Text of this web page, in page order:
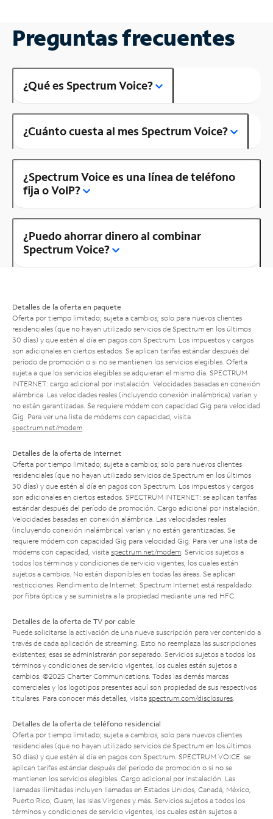
Preguntas frecuentes
¿Qué es Spectrum Voice?
¿Cuánto cuesta al mes Spectrum Voice?
¿Spectrum Voice es una línea de teléfono
fija o VoIP?
¿Puedo ahorrar dinero al combinar
Spectrum Voice?
Detalles de la oferta en paquete
Oferta por tiempo limitado; sujeta a cambios; solo para nuevos clientes
residenciales (que no hayan utilizado servicios de Spectrum en los últimos
30 días) y que estén al día en pagos con Spectrum. Los impuestos y cargos
son adicionales en ciertos estados. Se aplican tarifas estándar después del
período de promoción o si no se mantienen los servicios elegibles. Oferta
sujeta a que los servicios elegibles se adquieran el mismo día. SPECTRUM
INTERNET: cargo adicional por instalación. Velocidades basadas en conexión
alámbrica. Las velocidades reales (incluyendo conexión inalámbrica) varían y
no están garantizadas. Se requiere módem con capacidad Gig para velocidad
Gig. Para ver una lista de módems con capacidad, visita
spectrum.net/modem
Detalles de la oferta de Internet
Oferta por tiempo limitado; sujeta a cambios; solo para nuevos clientes
residenciales (que no hayan utilizado servicios de Spectrum en los últimos
30 días) y que estén al día en pagos con Spectrum. Los impuestos y cargos
son adicionales en ciertos estados. SPECTRUM INTERNET: se aplican tarifas
estándar después del período de promoción. Cargo adicional por instalación.
Velocidades basadas en conexión alámbrica. Las velocidades reales
(incluyendo conexión inalámbrica) varían y no están garantizadas. Se
requiere módem con capacidad Gig para velocidad Gig. Para ver una lista de
módems con capacidad, visita spectrum.net/modem . Servicios sujetos a
todos los términos y condiciones de servicio vigentes, los cuales están
sujetos a cambios. No están disponibles en todas las áreas. Se aplican
restricciones. Rendimiento de Internet: Spectrum Internet está respaldado
por fibra óptica y se suministra a la propiedad mediante una red HFC.
Detalles de la oferta de TV por cable
Puede solicitarse la activación de una nueva suscripción para ver contenido a
través de cada aplicación de streaming. Esto no reemplaza las suscripciones
existentes; esas se administrarán por separado. Servicios sujetos a todos los
términos y condiciones de servicio vigentes, los cuales están sujetos a
cambios. ©2025 Charter Communications. Todas las demás marcas
comerciales y los logotipos presentes aquí son propiedad de sus respectivos
titulares. Para conocer más detalles, visita spectrum.com/disclosures
Detalles de la oferta de teléfono residencial
Oferta por tiempo limitado; sujeta a cambios; solo para nuevos clientes
residenciales (que no hayan utilizado servicios de Spectrum en los últimos
30 días) y que estén al día en pagos con Spectrum. SPECTRUM VOICE: se
aplican tarifas estándar después del período de promoción o si no se
mantienen los servicios elegibles. Cargo adicional por instalación. Las
llamadas ilimitadas incluyen llamadas en Estados Unidos, Canadá, México,
Puerto Rico, Guam, las Islas Vírgenes y más. Servicios sujetos a todos los
términos y condiciones de servicio vigentes, los cuales están sujetos a